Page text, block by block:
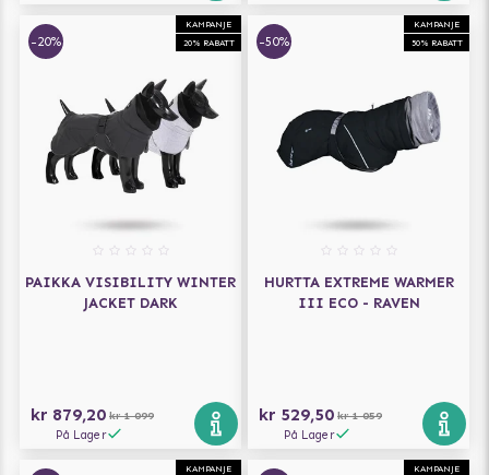
KAMPANJE
20% RABATT
-20%
PAIKKA VISIBILITY WINTER
JACKET DARK
kr 879,20 kr 1 099
På Lager
KAMPANJE
50% RABATT
-50%
HURTTA EXTREME WARMER
III ECO - RAVEN
kr 529,50 kr 1 059
På Lager
KAMPANJE
KAMPANJE